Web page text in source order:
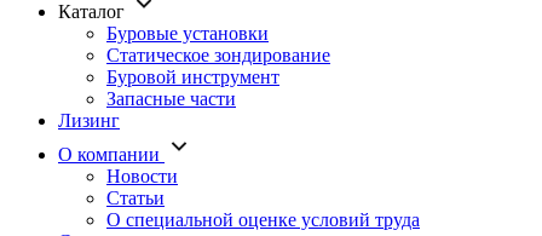
Каталог
Буровые установки
Статическое зондирование
Буровой инструмент
Запасные части
Лизинг
О компании
Новости
Статьи
О специальной оценке условий труда